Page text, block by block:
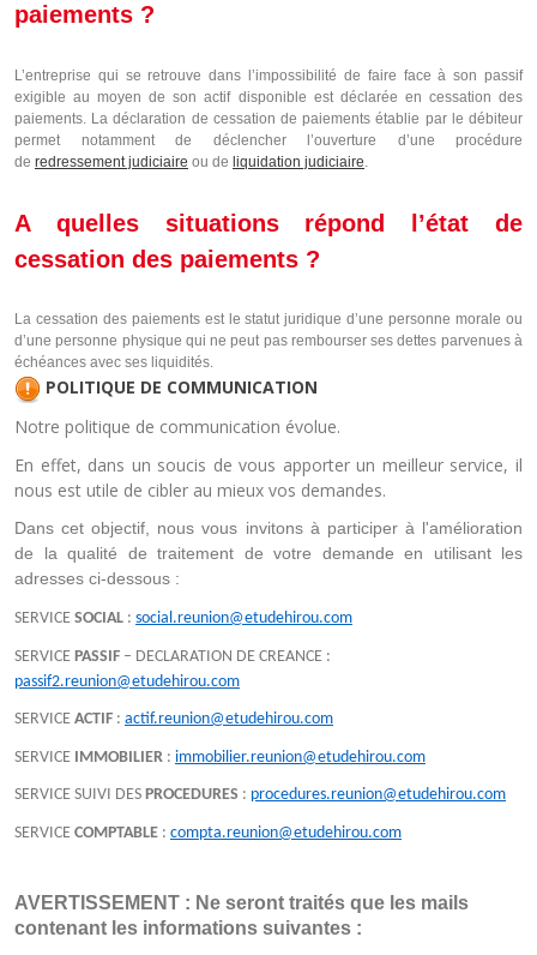
paiements ?
L’entreprise qui se retrouve dans l’impossibilité de faire face à son passif
exigible au moyen de son actif disponible est déclarée en cessation des
paiements. La déclaration de cessation de paiements établie par le débiteur
permet notamment de déclencher l’ouverture d’une procédure
de redressement judiciaire ou de liquidation judiciaire.
A quelles situations répond l’état de
cessation des paiements ?
La cessation des paiements est le statut juridique d’une personne morale ou
d’une personne physique qui ne peut pas rembourser ses dettes parvenues à
échéances avec ses liquidités.
POLITIQUE DE COMMUNICATION
Notre politique de communication évolue.
En effet, dans un soucis de vous apporter un meilleur service, il
nous est utile de cibler au mieux vos demandes.
Dans cet objectif, nous vous invitons à participer à l'amélioration
de la qualité de traitement de votre demande en utilisant les
adresses ci-dessous :
SERVICE SOCIAL : social.reunion@etudehirou.com
SERVICE PASSIF – DECLARATION DE CREANCE :
passif2.reunion@etudehirou.com
SERVICE ACTIF : actif.reunion@etudehirou.com
SERVICE IMMOBILIER : immobilier.reunion@etudehirou.com
SERVICE SUIVI DES PROCEDURES : procedures.reunion@etudehirou.com
SERVICE COMPTABLE : compta.reunion@etudehirou.com
AVERTISSEMENT : Ne seront traités que les mails
contenant les informations suivantes :